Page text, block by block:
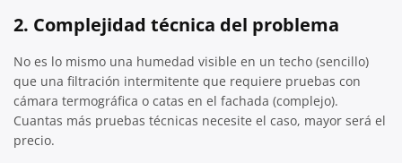
2. Complejidad técnica del problema
No es lo mismo una humedad visible en un techo (sencillo)
que una filtración intermitente que requiere pruebas con
cámara termográfica o catas en el fachada (complejo).
Cuantas más pruebas técnicas necesite el caso, mayor será el
precio.